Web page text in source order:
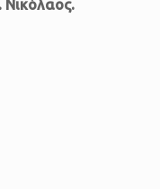
Νικόλαος.